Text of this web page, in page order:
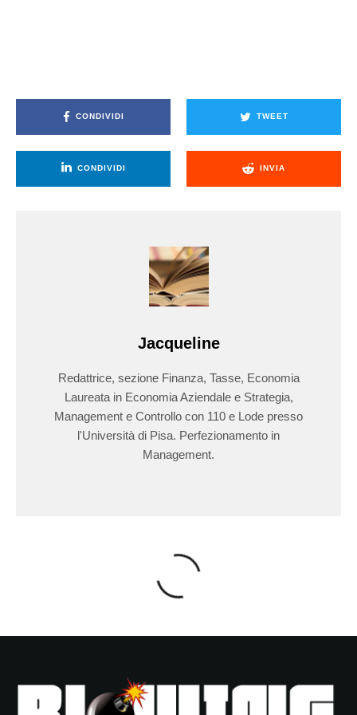
CONDIVIDI TWEET
CONDIVIDI INVIA
Jacqueline
Redattrice, sezione Finanza, Tasse, Economia
Laureata in Economia Aziendale e Strategia,
Management e Controllo con 110 e Lode presso
l'Università di Pisa. Perfezionamento in
Management.